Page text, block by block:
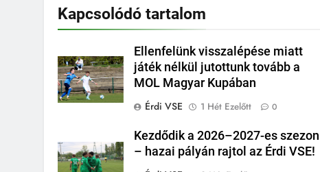
Kapcsolódó tartalom
Ellenfelünk visszalépése miatt
játék nélkül jutottunk tovább a
MOL Magyar Kupában
Érdi VSE
1 Hét Ezelőtt 0
Kezdődik a 2026–2027-es szezon
– hazai pályán rajtol az Érdi VSE!